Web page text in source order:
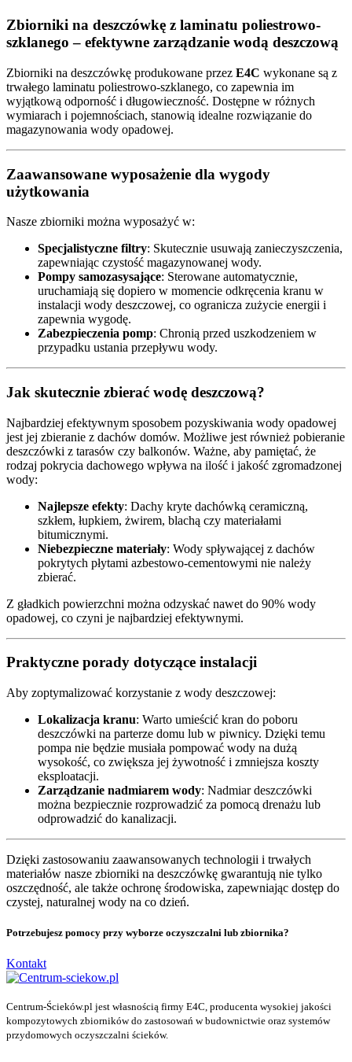
Zbiorniki na deszczówkę z laminatu poliestrowo-
szklanego – efektywne zarządzanie wodą deszczową
Zbiorniki na deszczówkę produkowane przez E4C wykonane są z
trwałego laminatu poliestrowo-szklanego, co zapewnia im
wyjątkową odporność i długowieczność. Dostępne w różnych
wymiarach i pojemnościach, stanowią idealne rozwiązanie do
magazynowania wody opadowej.
Zaawansowane wyposażenie dla wygody
użytkowania
Nasze zbiorniki można wyposażyć w:
Specjalistyczne filtry: Skutecznie usuwają zanieczyszczenia,
zapewniając czystość magazynowanej wody.
Pompy samozasysające: Sterowane automatycznie,
uruchamiają się dopiero w momencie odkręcenia kranu w
instalacji wody deszczowej, co ogranicza zużycie energii i
zapewnia wygodę.
Zabezpieczenia pomp: Chronią przed uszkodzeniem w
przypadku ustania przepływu wody.
Jak skutecznie zbierać wodę deszczową?
Najbardziej efektywnym sposobem pozyskiwania wody opadowej
jest jej zbieranie z dachów domów. Możliwe jest również pobieranie
deszczówki z tarasów czy balkonów. Ważne, aby pamiętać, że
rodzaj pokrycia dachowego wpływa na ilość i jakość zgromadzonej
wody:
Najlepsze efekty: Dachy kryte dachówką ceramiczną,
szkłem, łupkiem, żwirem, blachą czy materiałami
bitumicznymi.
Niebezpieczne materiały: Wody spływającej z dachów
pokrytych płytami azbestowo-cementowymi nie należy
zbierać.
Z gładkich powierzchni można odzyskać nawet do 90% wody
opadowej, co czyni je najbardziej efektywnymi.
Praktyczne porady dotyczące instalacji
Aby zoptymalizować korzystanie z wody deszczowej:
Lokalizacja kranu: Warto umieścić kran do poboru
deszczówki na parterze domu lub w piwnicy. Dzięki temu
pompa nie będzie musiała pompować wody na dużą
wysokość, co zwiększa jej żywotność i zmniejsza koszty
eksploatacji.
Zarządzanie nadmiarem wody: Nadmiar deszczówki
można bezpiecznie rozprowadzić za pomocą drenażu lub
odprowadzić do kanalizacji.
Dzięki zastosowaniu zaawansowanych technologii i trwałych
materiałów nasze zbiorniki na deszczówkę gwarantują nie tylko
oszczędność, ale także ochronę środowiska, zapewniając dostęp do
czystej, naturalnej wody na co dzień.
Potrzebujesz pomocy przy wyborze oczyszczalni lub zbiornika?
Kontakt
Centrum-Ścieków.pl jest własnością firmy E4C, producenta wysokiej jakości
kompozytowych zbiorników do zastosowań w budownictwie oraz systemów
przydomowych oczyszczalni ścieków.